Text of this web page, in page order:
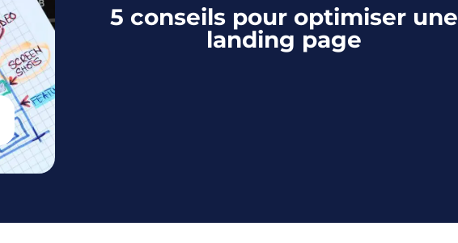
5 conseils pour optimiser une
landing page